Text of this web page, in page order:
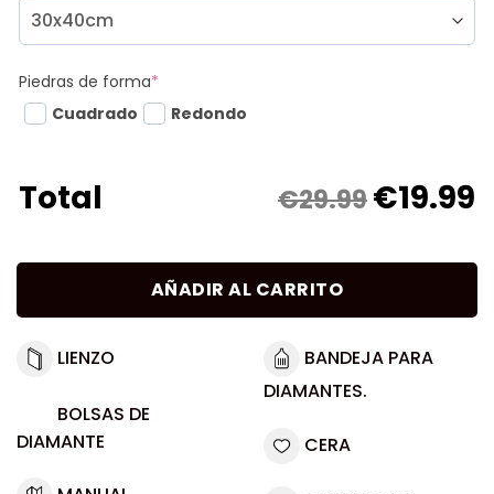
Piedras de forma*
Cuadrado
Redondo
Total €29.99€19.99
AÑADIR AL CARRITO
LIENZO
BOLSAS DE
DIAMANTE
BANDEJA PARA
DIAMANTES.
CERA